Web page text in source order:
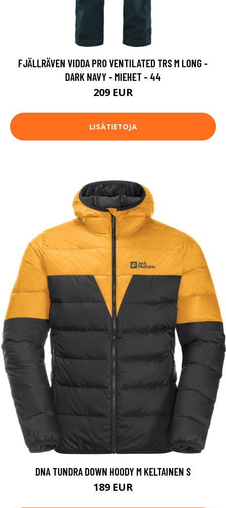
FJÄLLRÄVEN VIDDA PRO VENTILATED TRS M LONG -
DARK NAVY - MIEHET - 44
209 EUR
LISÄTIETOJA
DNA TUNDRA DOWN HOODY M KELTAINEN S
189 EUR